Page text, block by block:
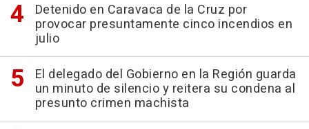
Detenido en Caravaca de la Cruz por
provocar presuntamente cinco incendios en
julio
El delegado del Gobierno en la Región guarda
un minuto de silencio y reitera su condena al
presunto crimen machista